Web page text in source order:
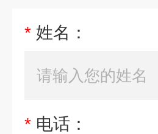
* 姓名：
* 电话：